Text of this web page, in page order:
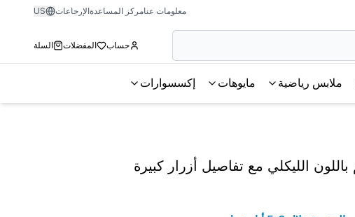
معلومات عنامركز المساعدةالإرجاعات US
حساب المفضلات السلة
ملابس رياضية مايوهات إكسسوارات
الليكلي مع تفاصيل أزرار كبيرة